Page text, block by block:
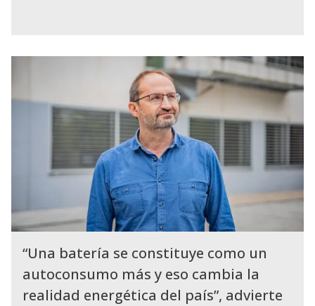
“Una batería se constituye como un
autoconsumo más y eso cambia la
realidad energética del país”, advierte